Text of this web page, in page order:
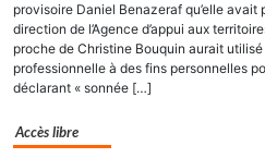
provisoire Daniel Benazeraf qu’elle avait
direction de l’Agence d’appui aux
proche de Christine Bouquin aurait
professionnelle à des fins personnelles
déclarant « sonnée […]
Accès libre